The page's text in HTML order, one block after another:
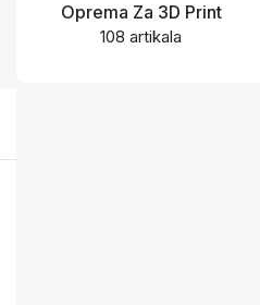
Oprema Za 3D Print
108 artikala